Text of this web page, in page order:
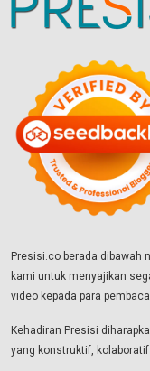
Presisi.co berada dibawah
kami untuk menyajikan
video kepada para
Kehadiran Presisi
yang konstruktif,